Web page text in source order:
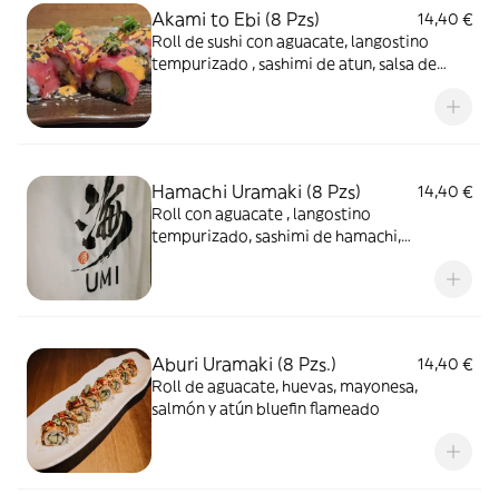
Akami to Ebi (8 Pzs)
14,40 €
Roll de sushi con aguacate, langostino
tempurizado , sashimi de atun, salsa de
Hamachi Uramaki (8 Pzs)
14,40 €
Roll con aguacate , langostino
tempurizado, sashimi de hamachi,
Aburi Uramaki (8 Pzs.)
14,40 €
Roll de aguacate, huevas, mayonesa,
salmón y atún bluefin flameado